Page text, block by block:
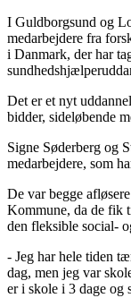
I Guldborgsund og
medarbejdere fra
i Danmark, der har
Det er et nyt
bidder, sideløbende
Signe Søderberg og
medarbejdere, som
De var begge
Kommune, da de fik
den fleksible social-
- Jeg har hele tiden
dag, men jeg var
er i skole i 3 dage og